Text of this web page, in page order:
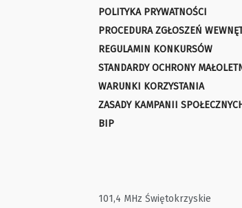
POLITYKA PRYWATNOŚCI
PROCEDURA ZGŁOSZEŃ
REGULAMIN KONKURSÓW
STANDARDY OCHRONY
WARUNKI KORZYSTANIA
ZASADY KAMPANII
BIP
101,4 MHz Świętokrzyskie